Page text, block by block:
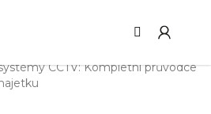
CCTV: Kompletní průvodce